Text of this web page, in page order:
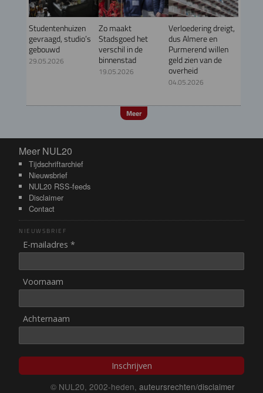
Studentenhuizen
gevraagd, studio’s
gebouwd
29.05.2026
Zo maakt
Stadsgoed het
verschil in de
binnenstad
19.05.2026
Verloedering dreigt,
dus Almere en
Purmerend willen
geld zien van de
overheid
04.05.2026
Meer
Meer NUL20
Meer NUL20
Tijdschriftarchief
Nieuwsbrief
NUL20 RSS-feeds
Disclaimer
Contact
NIEUWSBRIEF
E-mailadres *
Voornaam
Achternaam
Inschrijven
© NUL20, 2002-heden, auteursrechten/disclaimer